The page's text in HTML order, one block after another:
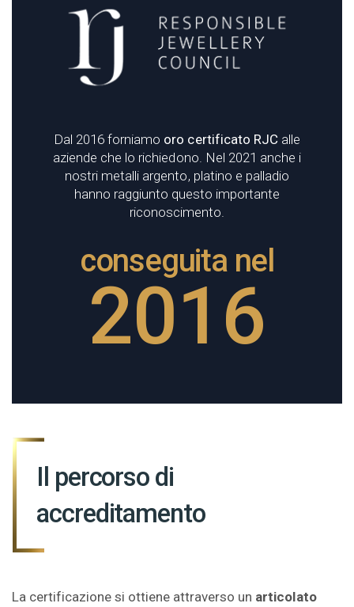
Dal 2016 forniamo oro certificato RJCalle
aziende che lo richiedono. Nel 2021 anche i
nostri metalli argento, platino e palladio
hanno raggiunto questo importante
riconoscimento.
conseguita nel
2016
Il percorso di
accreditamento
La certificazione si ottiene attraverso un articolato